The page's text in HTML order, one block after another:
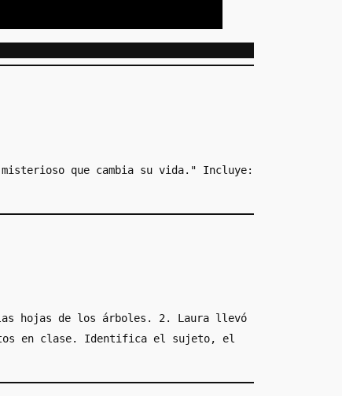
que cambia su vida." Incluye:
hojas de los árboles. 2. Laura llevó
en clase. Identifica el sujeto, el